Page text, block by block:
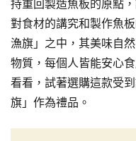
持重回製造魚板的原點
對食材的講究和製作魚
漁旗」之中，其美味自
物質，每個人皆能安心
看看，試著選購這款受
旗」作為禮品。